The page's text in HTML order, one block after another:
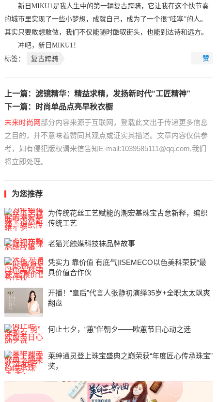
新日MIKU1是我人生中的第一辆复古跨骑，它让我在这个快节奏
的城市里实现了一些小梦想，成就自己，成为了一个很“哇塞”的人。
其实只要敢想敢做，我们不仅能随时酷驭街头，也能到达诗和远方。
冲吧，新日MIKU1！
标签： 复古跨骑 赞
上一篇： 滤镜精华：精益求精，发扬新时代“工匠精神”
下一篇：
时尚单品点亮早秋衣橱
未来时尚网部分内容来源于互联网，登载此文出于传递更多信息
之目的，并不意味着赞同其观点或证实其描述。文章内容仅供参
考，如有侵犯版权请来信告知E-mail:1039585111@qq.com,我们
将立即处理。
为您推荐
为传统花丝工艺赋能的潮宏基珠宝古意新释，编织
传统工艺
老猫光触媒科技袜品牌故事
凭实力 靠价值 有底气|ISEMECO以色美科荣获“最
具价值合作伙
开播！“皇后”代言人张静初演绎35岁+全职太太飒爽
翻盘
何止七夕，“蕙”伴朝夕——欧蕙节日心动之选
莱绅通灵登上珠宝盛典之巅荣获“年度匠心传承珠宝”
奖，